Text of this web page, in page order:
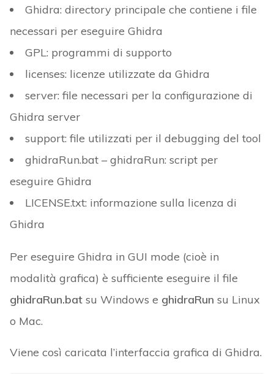
Ghidra: directory principale che contiene i file
necessari per eseguire Ghidra
GPL: programmi di supporto
licenses: licenze utilizzate da Ghidra
server: file necessari per la configurazione di
Ghidra server
support: file utilizzati per il debugging del tool
ghidraRun.bat – ghidraRun: script per
eseguire Ghidra
LICENSE.txt: informazione sulla licenza di
Ghidra
Per eseguire Ghidra in GUI mode (cioè in
modalità grafica) è sufficiente eseguire il file
ghidraRun.batsu Windows e ghidraRun su Linux
o Mac.
Viene così caricata l’interfaccia grafica di Ghidra.